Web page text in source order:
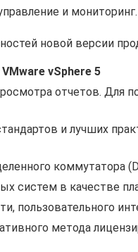
и мониторинг.
новой версии
vSphere 5
отчетов. Для
и лучших
коммутатора
систем в качестве
пользовательного
метода